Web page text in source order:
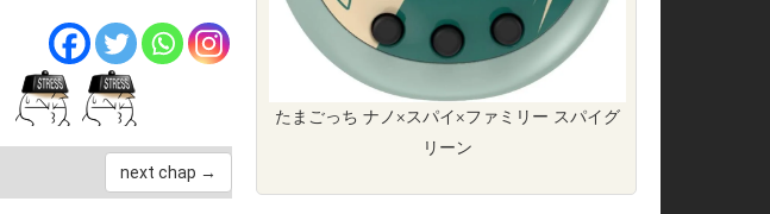
next chap →
たまごっち ナノ×スパイ×ファミリー スパイグ
リーン